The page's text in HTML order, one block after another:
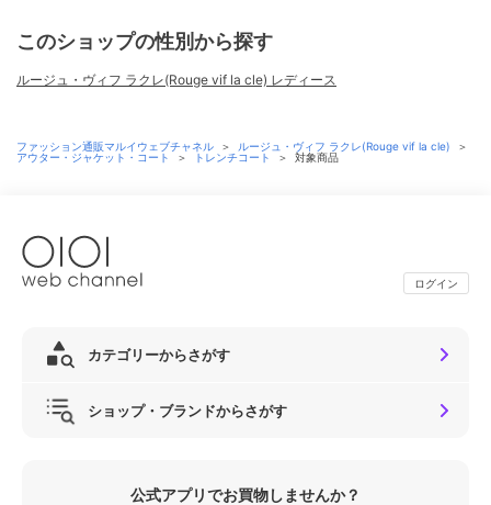
このショップの性別から探す
ルージュ・ヴィフ ラクレ(Rouge vif la cle) レディース
ファッション通販マルイウェブチャネル ＞ ルージュ・ヴィフ ラクレ(Rouge vif la cle)
＞
アウター・ジャケット・コート
＞ トレンチコート ＞ 対象商品
ログイン
カテゴリーからさがす
ショップ・ブランドからさがす
公式アプリでお買物しませんか？